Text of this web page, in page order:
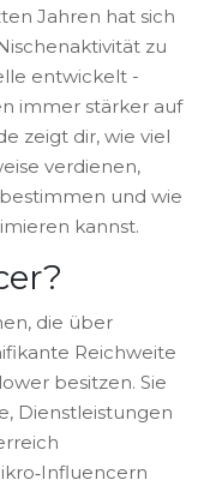
Jahren hat sich
zu
entwickelt -
immer stärker auf
zeigt dir, wie viel
verdienen,
und wie
kannst.
die über
Reichweite
besitzen. Sie
Dienstleistungen